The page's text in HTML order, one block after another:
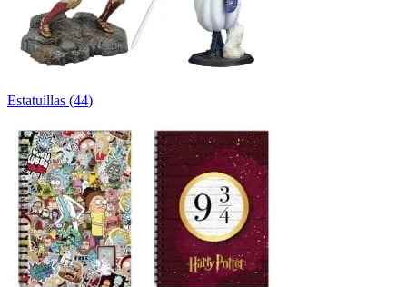
Estatuillas (44)